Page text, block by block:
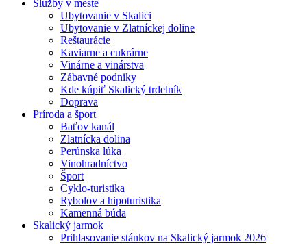
Služby v meste
Ubytovanie v Skalici
Ubytovanie v Zlatníckej doline
Reštaurácie
Kaviarne a cukrárne
Vinárne a vinárstva
Zábavné podniky
Kde kúpiť Skalický trdelník
Doprava
Príroda a šport
Baťov kanál
Zlatnícka dolina
Perúnska lúka
Vinohradníctvo
Šport
Cyklo-turistika
Rybolov a hipoturistika
Kamenná búda
Skalický jarmok
Prihlasovanie stánkov na Skalický jarmok 2026